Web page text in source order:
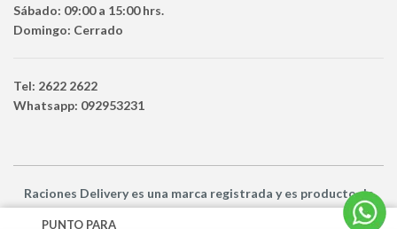
Sábado: 09:00 a 15:00 hrs.
Domingo: Cerrado
Tel: 2622 2622
Whatsapp: 092953231
Raciones Deliveryes una marca registrada y es productode
Netbuy Uruguay SRL -© Todos los derechos reservados
PUNTO PARA